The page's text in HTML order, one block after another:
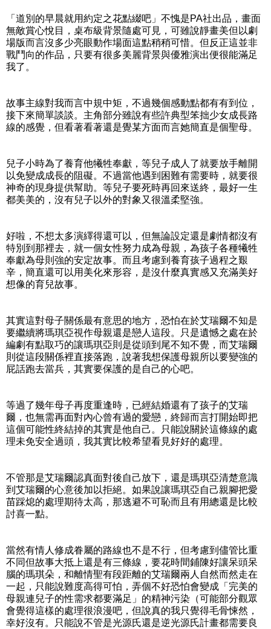
「道別的早晨就用約定之花點綴吧」不愧是PA社出品，畫面
無敵賞心悅目，桌布級背景隨處可見，可雖說靜畫美但以劇
場版而言沒多少亮眼動作場面這點稍稍可惜。但反正這並非
戰鬥向的作品，只要有很多美麗背景與優雅演出便很能滿足
我了。
故事主線對我而言中規中矩，不過幾個感動點都有有到位，
接下來簡單談談。主角部分雖說有些許典型笨拙少女成長路
線的感覺，但看著看著還是覺某方面而言她簡直是個聖母。
兒子小時為了養育他犧牲奉獻，等兒子成人了就要放手離開
以免變成成長的阻礙。不過當他遇到困難有需要時，就要很
神奇的現身提供幫助。等兒子要死時再回來送終，最好一生
都美美的，沒有兒子以外的對象又很溫柔堅強。
好啦，不想太多演繹得還可以，但無論設定還是劇情都沒有
特別到那裡去，就一個女性努力成為母親，為孩子各種犧牲
奉獻為母則強的安定故事。而且考慮到養育孩子過程之艱
辛，簡直還可以用美化來形容，是沒什麼真實感又充滿美好
想像的育兒故事。
其實這對母子關係最有意思的地方，恐怕在於艾瑞爾不知是
要繼續將瑪琪亞視作母親還是戀人這段。只是遺憾之處在於
編劇有點取巧的讓瑪琪亞則是從頭到尾不知不覺，而艾瑞爾
則從這段關係裡直接落跑，說著我想保護母親所以要變強的
屁話跑去當兵，其實要保護的是自己的心吧。
等過了幾年母子再度重逢時，已經結婚還有了孩子的艾瑞
爾，也無需再面對內心曾有過的愛戀，終歸而言打開始即把
這個可能性終結掉的其實是他自己。只能說關於這條線的處
理未免安全過頭，我其實比較希望看見好好的處理。
不管那是艾瑞爾認真面對後自己放下，還是瑪琪亞清楚意識
到艾瑞爾的心意後加以拒絕。如果說讓瑪琪亞自己親腳把愛
苗踩熄的處理期待太高，那逃避不可恥而且有用總還是比較
討喜一點。
當然有情人修成眷屬的路線也不是不行，但考慮到儘管比重
不同但故事大抵上還是有三條線，要花時間鋪陳好讓呆頭呆
腦的瑪琪朵，和離情聖有段距離的艾瑞爾兩人自然而然走在
一起，只能說難度高得可怕，弄個不好恐怕會變成「完美的
母親連兒子的性需求都要滿足」的精神污染（可能部分觀眾
會覺得這樣的處理很浪漫吧，但說真的我只覺得毛骨悚然，
幸好沒有。只能說不管是光源氏還是逆光源氏計畫都需要良